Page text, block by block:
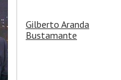
Gilberto Aranda
Bustamante